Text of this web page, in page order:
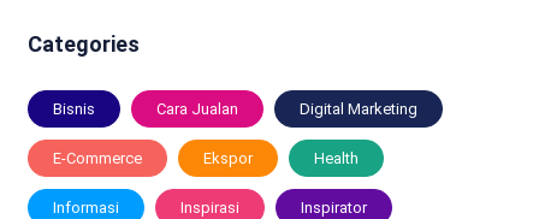
Categories
Bisnis Cara Jualan Digital Marketing
E-Commerce Ekspor Health
Informasi Inspirasi Inspirator